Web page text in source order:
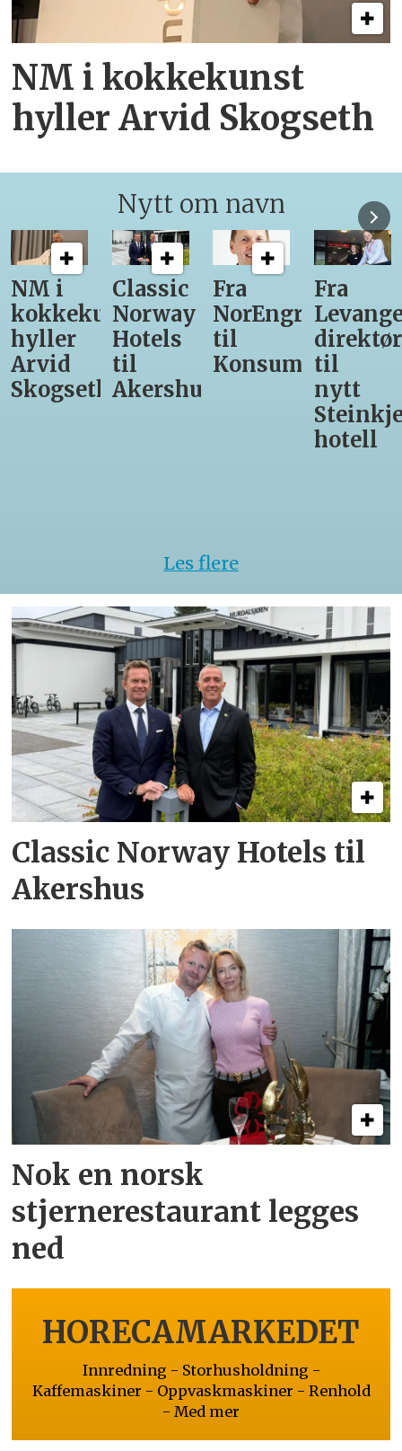
NM i kokkekunst
hyller Arvid Skogseth
Nytt om navn
NM i
kokkekunst
hyller
Arvid
Skogseth
Classic
Norway
Hotels
til
Akershus
Fra
NorEngros
til
Konsumgruppen
Fra
direktør
til
nytt
hotell
Les flere
Classic Norway Hotels til
Akershus
Nok en norsk
stjernerestaurant legges
ned
HORECAMARKEDET
Innredning - Storhusholdning -
Kaffemaskiner - Oppvaskmaskiner - Renhold
- Med mer